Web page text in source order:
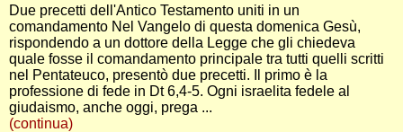
Due precetti dell'Antico Testamento uniti in un
comandamento Nel Vangelo di questa domenica Gesù,
rispondendo a un dottore della Legge che gli chiedeva
quale fosse il comandamento principale tra tutti quelli scritti
nel Pentateuco, presentò due precetti. Il primo è la
professione di fede in Dt 6,4-5. Ogni israelita fedele al
giudaismo, anche oggi, prega ...
(continua)